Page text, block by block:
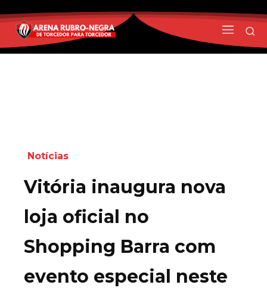
Notícias
Vitória inaugura nova
loja oficial no
Shopping Barra com
evento especial neste